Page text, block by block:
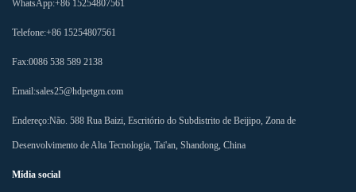
WhatsApp:+86 15254807561
Telefone:+86 15254807561
Fax:0086 538 589 2138
Email:sales25@hdpetgm.com
Endereço:Não. 588 Rua Baizi, Escritório do Subdistrito de Beijipo, Zona de
Desenvolvimento de Alta Tecnologia, Tai'an, Shandong, China
Mídia social